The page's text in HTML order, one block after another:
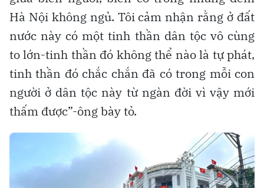
Hà Nội không ngủ. Tôi cảm nhận rằng ở đất
nước này có một tinh thần dân tộc vô cùng
to lớn-tinh thần đó không thể nào là tự phát,
tinh thần đó chắc chắn đã có trong mỗi con
người ở dân tộc này từ ngàn đời vì vậy mới
thấm được”-ông bày tỏ.